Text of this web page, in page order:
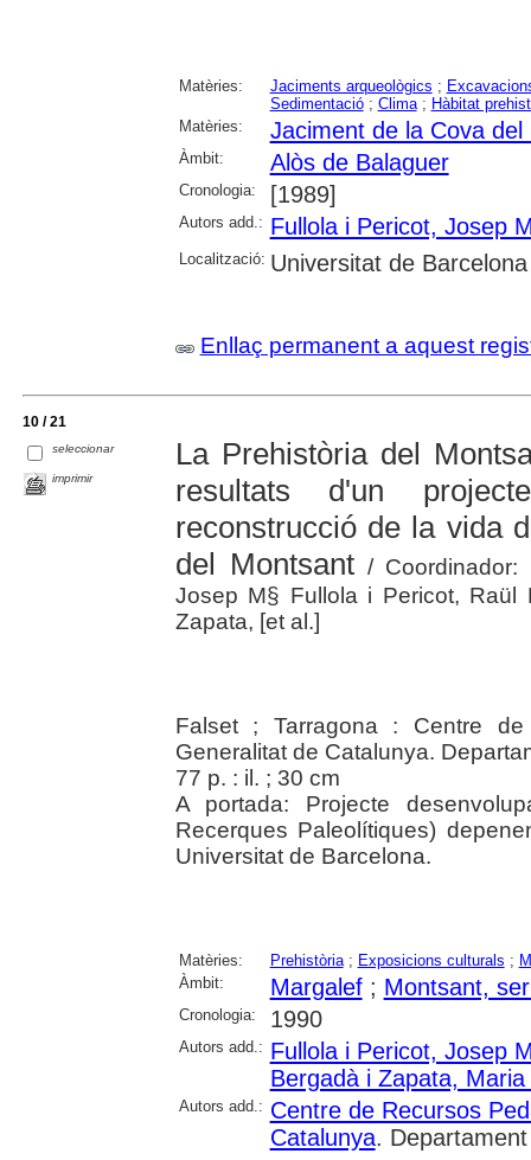
Matèries: Jaciments arqueològics ;
Sedimentació; Clima; Hàbitat
Matèries:
Jaciment de la Cova
Àmbit: Alòs de Balaguer
Cronologia: [1989]
Autors add.: Fullola i Pericot, Josep
Localització: Universitat de Barcelona
Enllaç permanent a aquest
10 / 21
seleccionar
imprimir
La Prehistòria del
resultats d'un
reconstrucció de la vida
del Montsant /
Josep M§ Fullola i Pericot,
Zapata, [et al.]
Falset ; Tarragona : Centre
Generalitat de Catalunya.
77 p. : il. ; 30 cm
A portada: Projecte
Recerques Paleolítiques)
Universitat de Barcelona.
Matèries: Prehistòria; Exposicions culturals ;
Àmbit:
Margalef; Montsant,
Cronologia: 1990
Autors add.: Fullola i Pericot, Josep
Bergadà i Zapata,
Autors add.: Centre de Recursos
Catalunya.